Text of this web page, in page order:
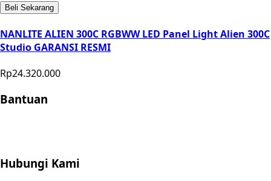
Beli Sekarang
NANLITE ALIEN 300C RGBWW LED Panel Light Alien 300C
Studio GARANSI RESMI
Rp24.320.000
Bantuan
Hubungi Kami